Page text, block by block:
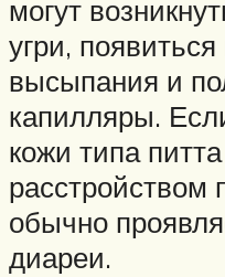
могут
угри,
высыпания и
капилляры.
кожи типа
расстройством
обычно
диареи.